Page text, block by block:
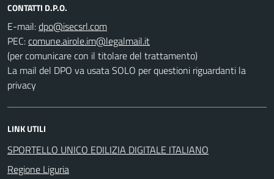
CONTATTI D.P.O.
E-mail:
PEC:
(per comunicare con il titolare del trattamento)
La mail del DPO va usata SOLO per questioni riguardanti la
privacy
LINK UTILI
SPORTELLO UNICO EDILIZIA DIGITALE ITALIANO
Regione Liguria